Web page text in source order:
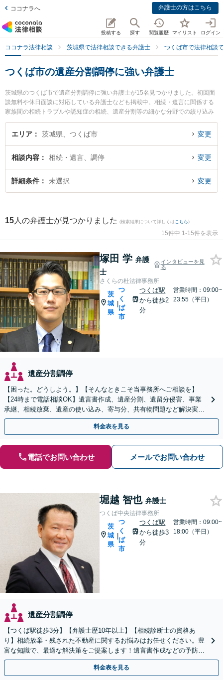
ココナラへ 弁護士の方はこちら
投稿する 探す 閲覧履歴 マイリスト ログイン
ココナラ法律相談 茨城県で法律相談できる弁護士 つくば市で法律相談
つくば市の遺産分割調停に強い弁護士
茨城県のつくば市で遺産分割調停に強い弁護士が15名見つかりました。初回面
談無料や休日面談に対応している弁護士なども掲載中。相続・遺言に関係する
家族間の相続トラブルや認知症の相続、遺産分割等の細かな分野での絞り込み
検索もでき便利です。特にさくらの杜法律事務所の塚田 学弁護士やつくば中央
法律事務所の堀越 智也弁護士、関根国際法律事務所の関根 光一弁護士のプロフ
ィール情報や弁護士費用、強みなどが注目されています。『つくば市で土日や
産分割調停のトラブル解決の実績豊富な近くの弁護士を検索したい』『初回相
談無料で遺産分割調停を法律相談できるつくば市内の弁護士に相談予約した
い』などでお困りの相談者さんにおすすめです。
エリア 茨城県、つくば市 変更
相談内容 相続・遺言、調停 変更
詳細条件 未選択 変更
15 人の弁護士が見つかりました (検索結果について詳しくは こちら)
15件中 1-15件を表示
塚田 学 弁護
士
インタビューを見
る
さくらの杜法律事務所
茨
城
県
|
つ
く
ば
市
つくば駅
から徒歩2
分
営業時間：09:00~
23:55（平日）
遺産分割調停
【困った。どうしよう。】【そんなときこそ当事務所へご相談を】
【24時まで電話相談OK】遺言書作成、遺産分割、遺留分侵害、事業
承継、相続放棄、遺産の使い込み、寄与分、共有物問題など解決実績
多数【依頼者様の最善の解決を目指します】
料金表を見る
電話でお問い合わせ メールでお問い合わせ
堀越 智也 弁護士
つくば中央法律事務所
茨
城
県
|
つ
く
ば
市
つくば駅
から徒歩3
分
営業時間：09:00~
18:00（平日）
遺産分割調停
【つくば駅徒歩3分】【弁護士歴10年以上】【相続診断士の資格あ
り】相続放棄・残された不動産に関するお悩みはお任せください。豊
富な知識で、最適な解決策をご提案します！遺言書作成などの予防策
にも対応可能です【夜間・休日の相談可能】
料金表を見る